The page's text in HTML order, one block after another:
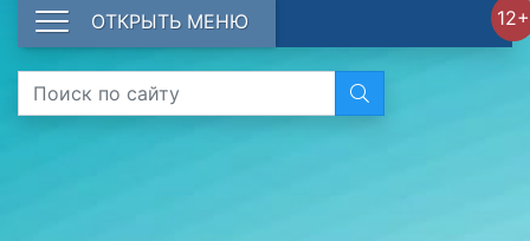
12+
ОТКРЫТЬ МЕНЮ